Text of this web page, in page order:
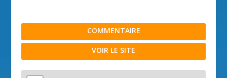
COMMENTAIRE
VOIR LE SITE